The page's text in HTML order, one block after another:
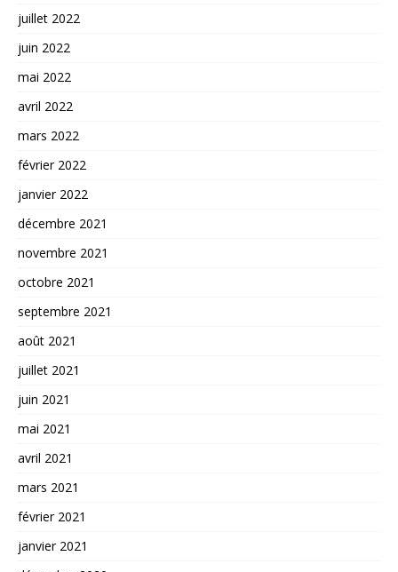
juillet 2022
juin 2022
mai 2022
avril 2022
mars 2022
février 2022
janvier 2022
décembre 2021
novembre 2021
octobre 2021
septembre 2021
août 2021
juillet 2021
juin 2021
mai 2021
avril 2021
mars 2021
février 2021
janvier 2021